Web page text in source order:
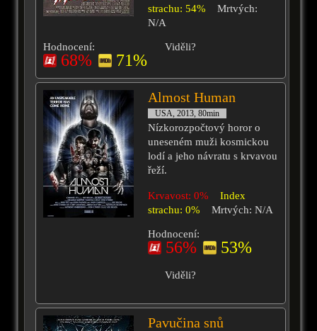
strachu: 54%
Mrtvých:
N/A
Hodnocení:
68% 71%
Viděli?
Almost Human
USA, 2013, 80min
Nízkorozpočtový horor o
uneseném muži kosmickou
lodí a jeho návratu s krvavou
řeží.
Krvavost: 0%
Index
strachu: 0%
Mrtvých: N/A
Hodnocení:
56% 53%
Viděli?
Pavučina snů